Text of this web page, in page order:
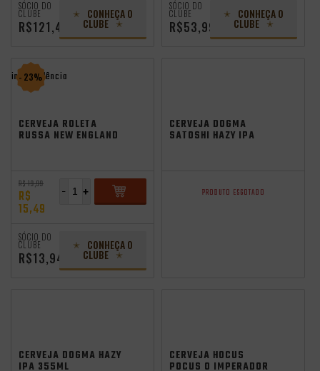
SÓCIO DO
CLUBE
R$121,49
CONHEÇA O
CLUBE
SÓCIO DO
CLUBE
R$53,99
CONHEÇA O
CLUBE
independência
- 23%
CERVEJA ROLETA
RUSSA NEW ENGLAND
R$ 19,99
R$
15,49
+
-
SÓCIO DO
CLUBE
R$13,94
CONHEÇA O
CLUBE
CERVEJA DOGMA
SATOSHI HAZY IPA
PRODUTO ESGOTADO
CERVEJA DOGMA HAZY
IPA 355ML
CERVEJA HOCUS
POCUS O IMPERADOR